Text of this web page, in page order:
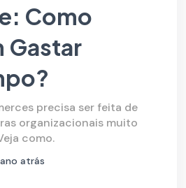
Como
Gastar
precisa ser feita de
organizacionais muito
como.
ano atrás